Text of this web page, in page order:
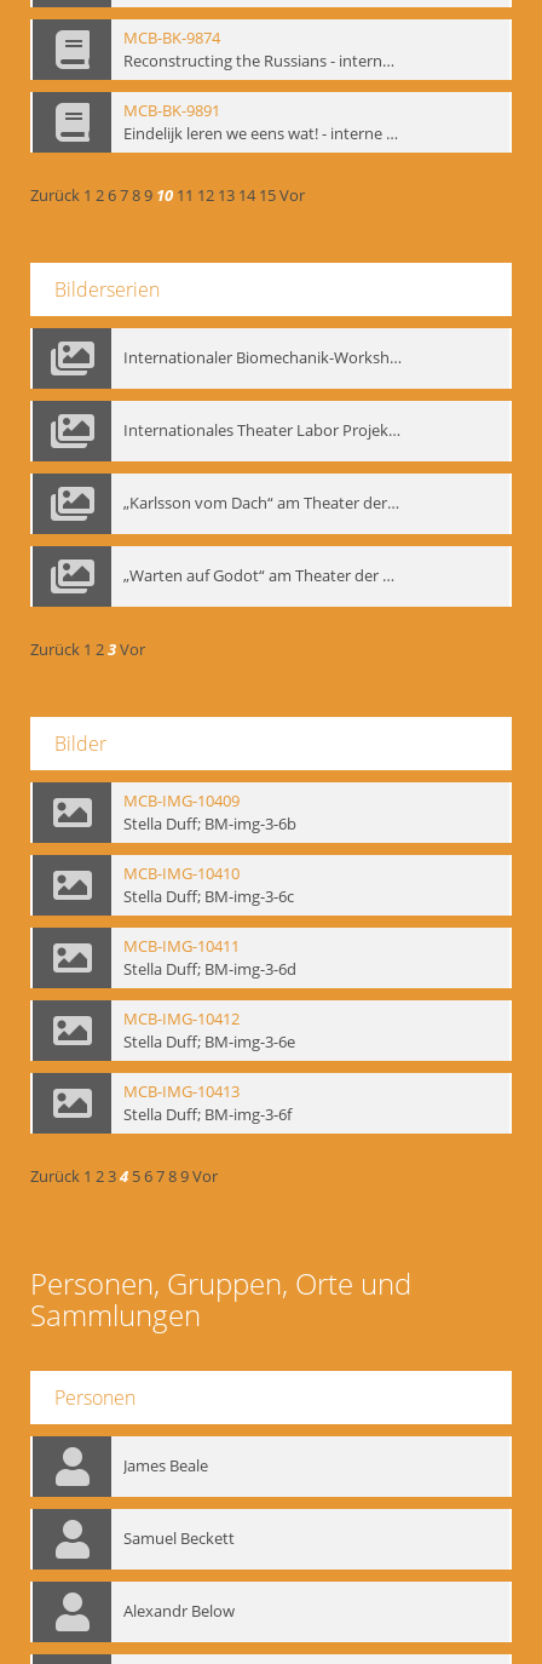
MCB-BK-9874
Reconstructing the Russians - interne Signatur: BM-prt-70b
MCB-BK-9891
Eindelijk leren we eens wat! - interne Signatur: BM-prt-86
Zurück 1 26789 10 11 12 13 14 15Vor
Bilderserien
Internationaler Biomechanik-Workshop, Moskau 1993
Internationales Theater Labor Projekt: Play Don Juan
„Karlsson vom Dach“ am Theater der Satire, Moskau 1985
„Warten auf Godot“ am Theater der Saire, Moskau 1980er
Zurück 1 23Vor
Bilder
MCB-IMG-10409
Stella Duff; BM-img-3-6b
MCB-IMG-10410
Stella Duff; BM-img-3-6c
MCB-IMG-10411
Stella Duff; BM-img-3-6d
MCB-IMG-10412
Stella Duff; BM-img-3-6e
MCB-IMG-10413
Stella Duff; BM-img-3-6f
Zurück 1 234 56789Vor
Personen, Gruppen, Orte und
Sammlungen
Personen
James Beale
Samuel Beckett
Alexandr Below